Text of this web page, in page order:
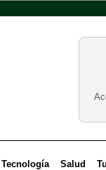
Tecnología Salud